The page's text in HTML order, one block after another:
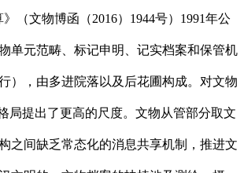
（文物博函（2016）1944号）1991年公
单元范畴、标记申明、记实档案和保管机
），由多进院落以及后花圃构成。对文物
局提出了更高的尺度。文物从管部分取文
之间缺乏常态化的消息共享机制，推进文